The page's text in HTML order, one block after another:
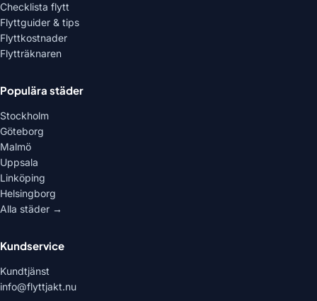
Checklista flytt
Flyttguider & tips
Flyttkostnader
Flytträknaren
Populära städer
Stockholm
Göteborg
Malmö
Uppsala
Linköping
Helsingborg
Alla städer →
Kundservice
Kundtjänst
info@flyttjakt.nu